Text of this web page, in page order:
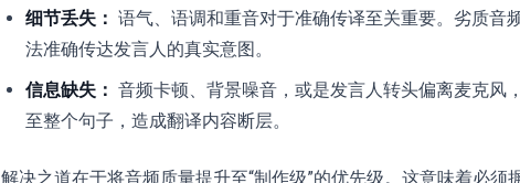
细节丢失： 语气、语调和重音对于准确传译至关重要。劣质音
法准确传达发言人的真实意图。
信息缺失： 音频卡顿、背景噪音，或是发言人转头偏离麦克风
至整个句子，造成翻译内容断层。
解决之道在于将音频质量提升至“制作级”的优先级。这意味着必须